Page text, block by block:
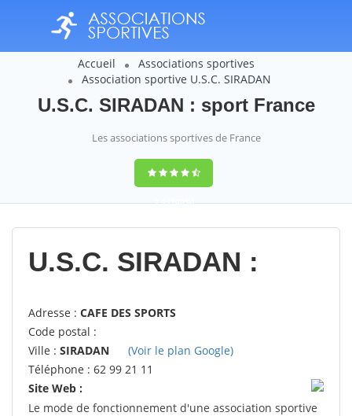
Accueil
Associations sportives
Association sportive U.S.C. SIRADAN
U.S.C. SIRADAN : sport France
Les associations sportives de France
9,4(100%)
14358votes
U.S.C. SIRADAN :
Adresse : CAFE DES SPORTS
Code postal :
Ville : SIRADAN
(Voir le plan Google)
Téléphone : 62 99 21 11
Site Web :
Le mode de fonctionnement d'une association sportive